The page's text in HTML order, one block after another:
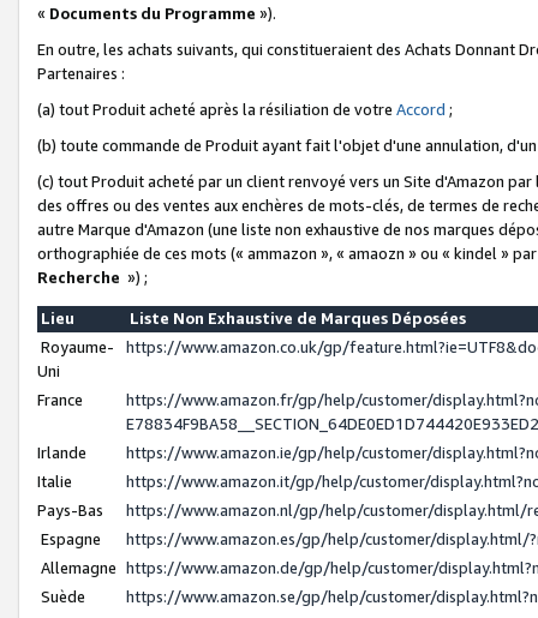
« Documents du Programme »).
En outre, les achats suivants, qui constitueraient des Achats Donnant
Partenaires :
(a) tout Produit acheté après la résiliation de votre Accord ;
(b) toute commande de Produit ayant fait l'objet d'une annulation,
(c) tout Produit acheté par un client renvoyé vers un Site d'Amazon
des offres ou des ventes aux enchères de mots-clés, de termes de
autre Marque d'Amazon (une liste non exhaustive de nos marques
orthographiée de ces mots (« ammazon », « amaozn » ou « kindel »
Recherche ») ;
Lieu
Liste Non Exhaustive de Marques Déposées
Royaume-
Uni
https://www.amazon.co.uk/gp/
France
https://www.amazon.fr/gp/help/customer/
Irlande
https://www.amazon.ie/gp/help/customer/
Italie
https://www.amazon.it/gp/help/customer/
Pays-Bas
https://www.amazon.nl/gp/help/customer/display.html/
Espagne
https://www.amazon.es/gp/help/customer/display.html/
Allemagne https://www.amazon.de/gp/help/customer/
Suède
https://www.amazon.se/gp/help/customer/